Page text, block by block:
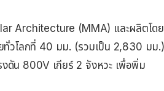
Architecture (MMA) และผลิตโดย
ทั่วโลกที่ 40 มม. (รวมเป็น 2,830 มม.)
ดัน 800V เกียร์ 2 จังหวะ เพื่อพิ่ม